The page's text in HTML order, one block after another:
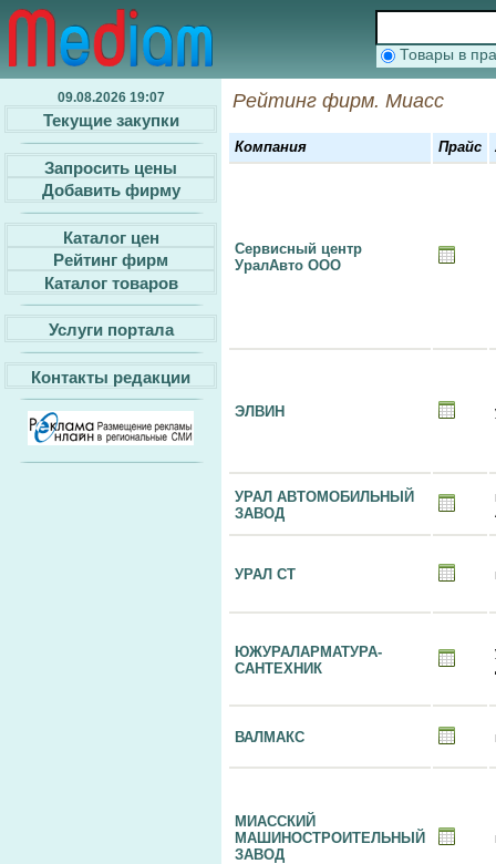
Товары в
09.08.2026 19:07
Текущие закупки
Запросить цены
Добавить фирму
Каталог цен
Рейтинг фирм
Каталог товаров
Услуги портала
Контакты редакции
Рейтинг фирм. Миасс
Компания Прайс
Сервисный центр
УралАвто ООО
ЭЛВИН
УРАЛ АВТОМОБИЛЬНЫЙ
ЗАВОД
УРАЛ СТ
ЮЖУРАЛАРМАТУРА-
САНТЕХНИК
ВАЛМАКС
МИАССКИЙ
МАШИНОСТРОИТЕЛЬНЫЙ
ЗАВОД